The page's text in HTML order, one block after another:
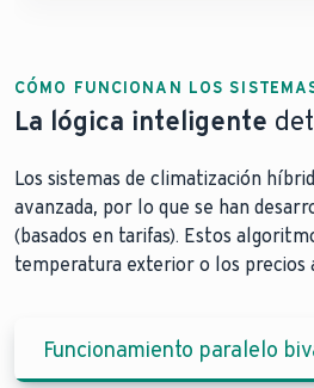
CÓMO FUNCIONAN LOS
La lógica inteligente
Los sistemas de climatización
avanzada, por lo que se han
(basados en tarifas). Estos
temperatura exterior o los precios
Funcionamiento paralelo